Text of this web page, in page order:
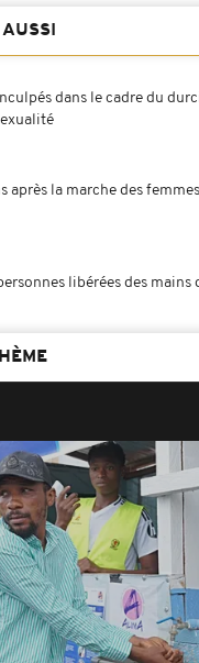
dans le cadre du
après la marche des
libérées des mains